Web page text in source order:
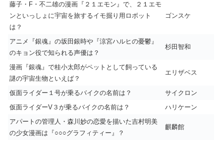
藤子・F・不二雄の漫画『２１エモン』で、２１エモ
ンといっしょに宇宙を旅するイモ掘り用ロボット
は？
ゴンスケ
アニメ『銀魂』の坂田銀時や『涼宮ハルヒの憂鬱』
のキョン役で知られる声優は？
杉田智和
漫画『銀魂』で桂小太郎がペットとして飼っている
謎の宇宙生物といえば？
エリザベス
仮面ライダー１号が乗るバイクの名前は？
サイクロン
仮面ライダーV３が乗るバイクの名前は？
ハリケーン
アパートの管理人・森川妙の恋愛を描いた吉村明美
の少女漫画は『○○○グラフィティー』？
麒麟館